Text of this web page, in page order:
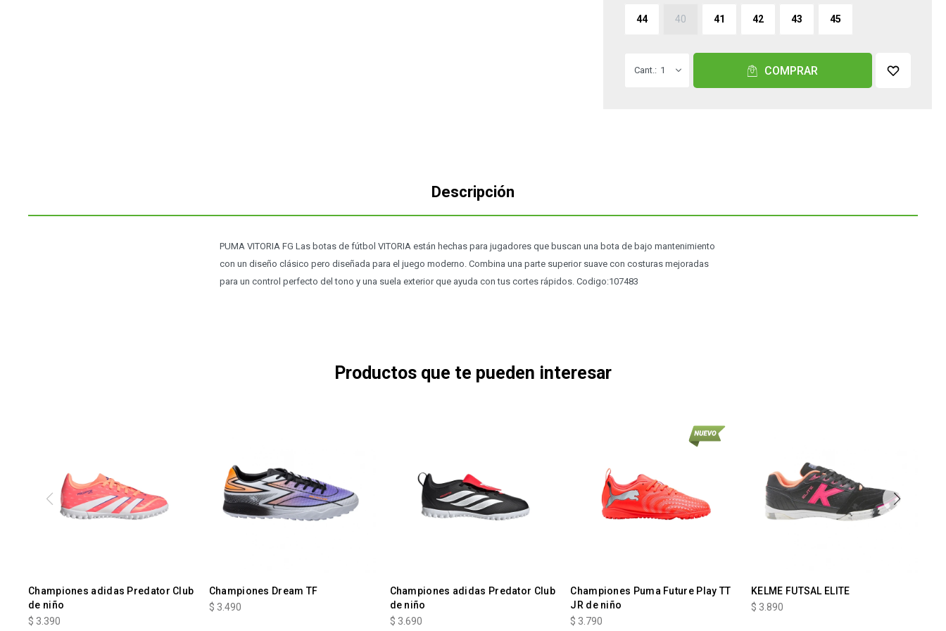
44 40 41 42 43 45
1 COMPRAR
Descripción
PUMA VITORIA FG Las botas de fútbol VITORIA están hechas para jugadores que buscan una bota de bajo mantenimiento
con un diseño clásico pero diseñada para el juego moderno. Combina una parte superior suave con costuras mejoradas
para un control perfecto del tono y una suela exterior que ayuda con tus cortes rápidos. Codigo:107483
Productos que te pueden interesar
Championes adidas Predator Club
de niño
$ 3.390
Championes Dream TF
$ 3.490
Championes adidas Predator Club
de niño
$ 3.690
Championes Puma Future Play TT
JR de niño
$ 3.790
KELME FUTSAL ELITE
$ 3.890